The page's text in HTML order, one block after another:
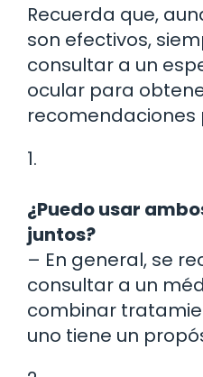
Recuerda que,
son efectivos,
consultar a un
ocular para
recomendaciones
1.
¿Puedo usar
juntos?
– En general, se
consultar a un
combinar
uno tiene un